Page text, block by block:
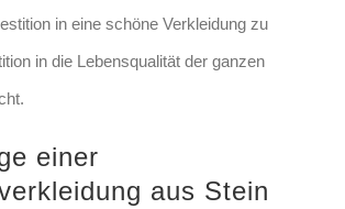
in eine schöne Verkleidung zu
in die Lebensqualität der ganzen
einer
aus Stein